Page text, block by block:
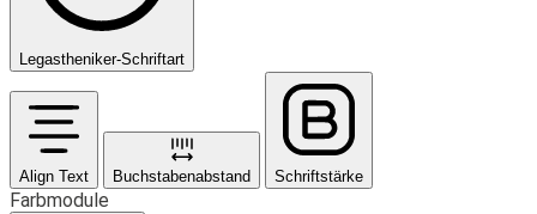
Legastheniker-Schriftart
Align Text Buchstabenabstand Schriftstärke
Farbmodule